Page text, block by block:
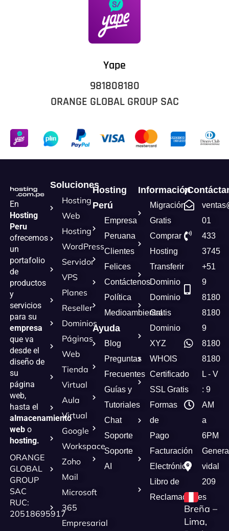
Yape
981808180
ORANGE GLOBAL GROUP SAC
En
Hosting
Peru
ofrecemos
un
portafolio
de
productos
y
servicios
para su
empresa
que va
desde el
diseño de
su
página
web,
hasta el
almacenamiento
webo
hosting.
ORANGE
GLOBAL
GROUP
SAC
RUC:
20518695917
Soluciones
Hosting
Web
Hosting
WordPress
Servidor
VPS
Planes
Reseller
Dominios
Páginas
Web
Tienda
Virtual
Aula
Virtual
Google
Workspace
Zoho
Mail
Microsoft
365
Empresarial
Hosting
Perú
Empresa
Peruana
Clientes
Felices
Contáctenos
Política
Medioambiental
Ayuda
Blog
Preguntas
Frecuentes
Guías y
Tutoriales
Chat
Soporte
Soporte
AI
Información
Migración
Gratis
Comprar
Hosting
Transferir
Dominio
Dominio
Gratis
Dominio
XYZ
WHOIS
Certificado
SSL Gratis
Formas
de
Pago
Facturación
Electrónica
Libro de
Reclamaciones
01
433
3745
+51
9
8180
8180
9
8180
8180
L - V
: 9
AM
a
6PM
vidal
209
Breña –
Lima,